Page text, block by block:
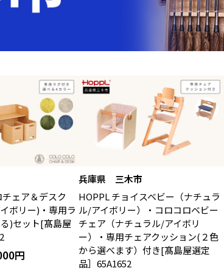
ェア＆デスク
ボリー)・専用ラ
)セット[髙島屋
円
兵庫県 三木市
HOPPL チョイスベビー（ナチュラ
ル/アイボリー）・コロコロベビー
チェア（ナチュラル/アイボリ
ー）・専用チェアクッション(２色
から選べます）付き[髙島屋選定
品］65A1652